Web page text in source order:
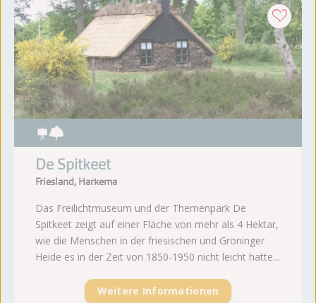
De Spitkeet
Friesland, Harkema
Das Freilichtmuseum und der Themenpark De
Spitkeet zeigt auf einer Fläche von mehr als 4 Hektar,
wie die Menschen in der friesischen und Groninger
Heide es in der Zeit von 1850-1950 nicht leicht hatte...
Weitere Informationen